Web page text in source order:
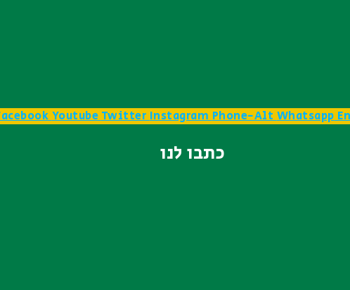
YoutubeTwitterInstagramPhone-AltWhatsapp
כתבו לנו